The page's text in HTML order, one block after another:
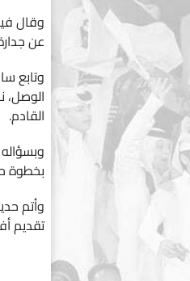
وقال
عن
وتابع
الوصل،
القادم.
بخطوة
وأتم
تقديم أفضل